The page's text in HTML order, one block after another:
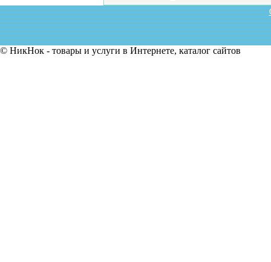
© НикНок - товары и услуги в Интернете, каталог сайтов